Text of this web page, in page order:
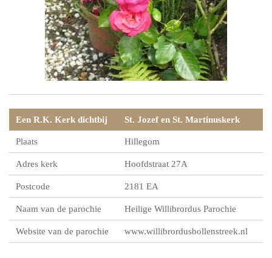
Een R.K. Kerk dichtbij St. Jozef en St. Martinuskerk
Plaats Hillegom
Adres kerk Hoofdstraat 27A
Postcode 2181 EA
Naam van de parochie Heilige Willibrordus Parochie
Website van de parochie www.willibrordusbollenstreek.nl